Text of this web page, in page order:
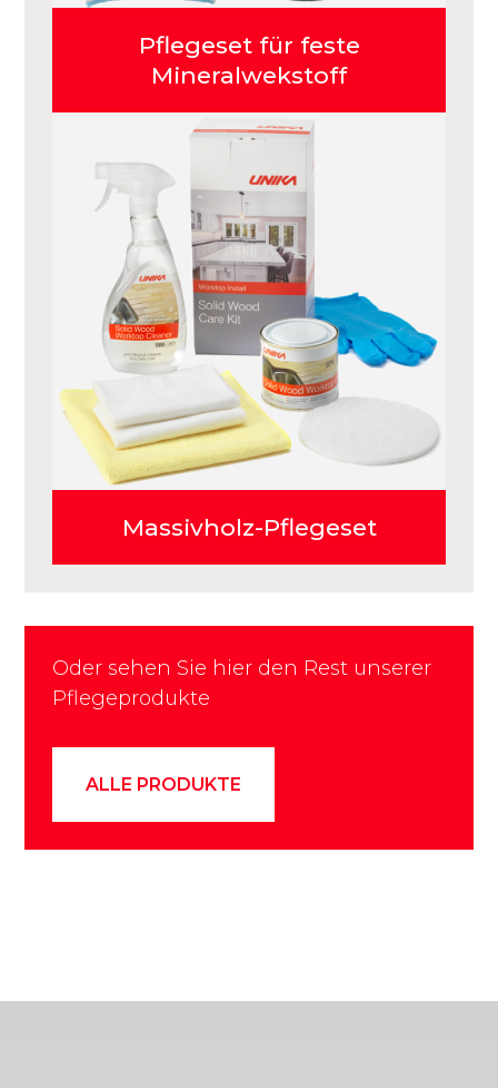
Pflegeset für feste
Mineralwekstoff
Massivholz-Pflegeset
Oder sehen Sie hier den Rest unserer
Pflegeprodukte
ALLE PRODUKTE